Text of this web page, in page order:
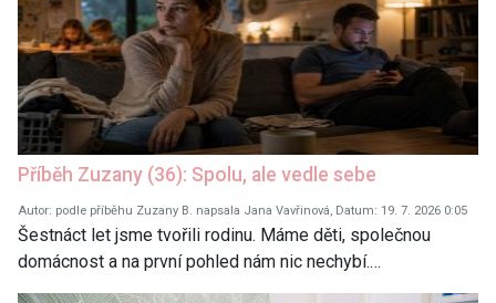
Příběh Zuzany (36): Spolu, ale vedle sebe
Autor: podle příběhu Zuzany B. napsala Jana Vavřinová, Datum: 19. 7. 2026 0:05
Šestnáct let jsme tvořili rodinu. Máme děti, společnou
domácnost a na první pohled nám nic nechybí.…